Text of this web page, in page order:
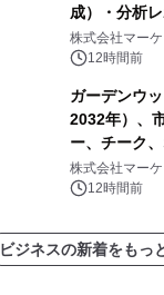
成）・分析
株式会社マー
12時間前
ガーデンウ
2032年）、
ー、チーク
レポートを発
株式会社マー
12時間前
ビジネスの新着をもっ